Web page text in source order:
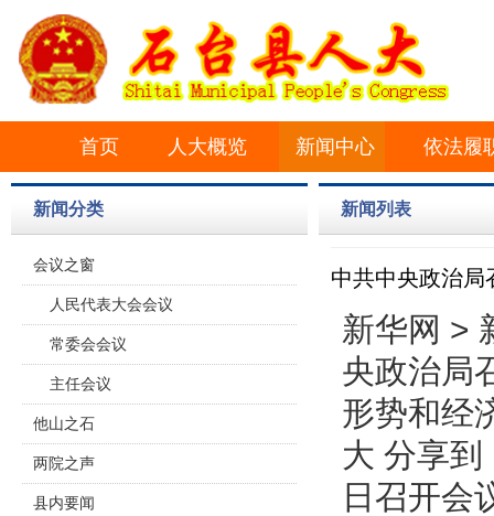
首页 人大概览 新闻中心 依法履
新闻分类
会议之窗
人民代表大会会议
常委会会议
主任会议
他山之石
两院之声
县内要闻
新闻列表
中共中央政治局
书记习近平
新华网 >
央政治局
形势和经
大 分享
日召开会